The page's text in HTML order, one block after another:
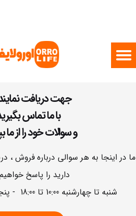
جهت دریافت
با ما تماس
و سوالات خود را از ما
ما در اینجا به هر سوالی درباره فروش ،
دارید را پاسخ
شنبه تا چهارشنبه 10:00 تا 18:00 - پنجشنبه 10:00 تا 14:00